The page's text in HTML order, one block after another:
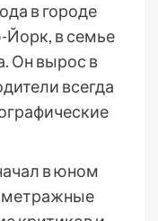
в городе
Йорк, в семье
Он вырос в
всегда
в юном